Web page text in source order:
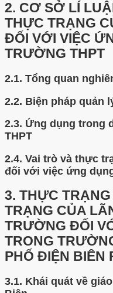
2. CƠ SỞ LÍ
THỰC TRẠNG
ĐỐI VỚI VIỆC
TRƯỜNG THPT
2.1. Tổng quan
2.2. Biện pháp quản
2.3. Ứng dụng trong
THPT
2.4. Vai trò và thực
đối với việc ứng
3. THỰC
TRẠNG CỦA
TRƯỜNG ĐỐI
TRONG
PHỐ ĐIỆN BIÊN
3.1. Khái quát về